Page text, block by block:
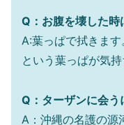
Q：お腹を壊した時
A:葉っぱで拭きま
という葉っぱが気持
Q：ターザンに会う
A：沖縄の名護の源